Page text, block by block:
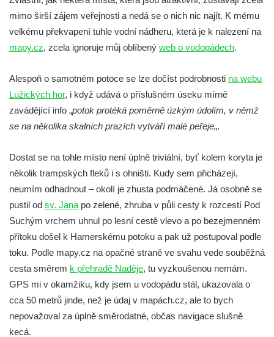
Mattoniho vodopád na Ottově prameni v
Kyselce
Vodopád na Stříbrnickém potoku v Bertině
Vodopád v Pískové (Písečné) rokli u
Vodopády Dubiny
Vodopád pod Čertovým mlýnem u Nového
Boru
Moravanský vodopád
Vodopády Suché Kamenice
Kvítkovský vodopád
Horní vodopád Černé Nisy (Liberec –
Kateřinky)
Spodní vodopád Černé Nisy (Liberec –
mimo širší zájem veřejnosti a nedá se o nich nic najít. K mému
velkému překvapení tuhle vodní nádheru, která je k nalezení na
mapy.cz, zcela ignoruje můj oblíbený web o vodopádech.
Alespoň o samotném potoce se lze dočíst podrobnosti na webu
Lužických hor, i když udává o příslušném úseku mírně
zavádějící info „potok protéká poměrně úzkým údolím, v němž
se na několika skalních prazích vytváří malé peřeje„.
Dostat se na tohle místo není úplně triviální, byť kolem koryta je
několik trampských fleků i s ohništi. Kudy sem přicházejí,
neumím odhadnout – okolí je zhusta podmáčené. Já osobně se
pustil od sv. Jana po zelené, zhruba v půli cesty k rozcestí Pod
Suchým vrchem uhnul po lesní cestě vlevo a po bezejmenném
přítoku došel k Hamerskému potoku a pak už postupoval podle
toku. Podle mapy.cz na opačné straně ve svahu vede souběžná
cesta směrem k přehradě Naděje, tu vyzkoušenou nemám.
GPS mi v okamžiku, kdy jsem u vodopádu stál, ukazovala o
cca 50 metrů jinde, než je údaj v mapách.cz, ale to bych
nepovažoval za úplně směrodatné, občas navigace slušně
kecá.